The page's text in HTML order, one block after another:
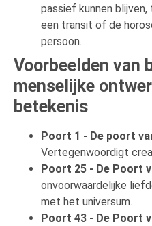
passief kunnen
een transit of de
persoon.
Voorbeelden van
menselijke
betekenis
Poort 1 - De poort
Vertegenwoordigt
Poort 25 - De Poort
onvoorwaardelijke
met het universum.
Poort 43 - De Poort